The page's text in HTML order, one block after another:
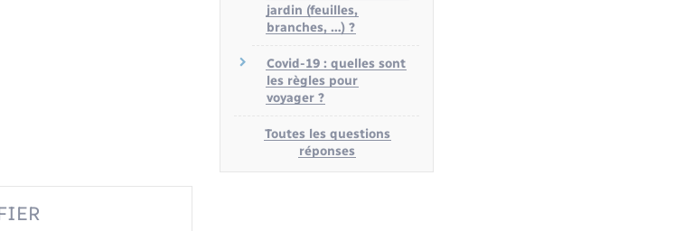
jardin (feuilles,
branches, …) ?
Covid-19 : quelles sont
les règles pour
voyager ?
Toutes les questions
réponses